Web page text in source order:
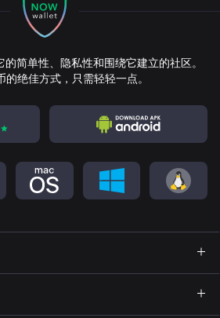
简单性、隐私性和围绕它建立的社区。
的绝佳方式，只需轻轻一点。